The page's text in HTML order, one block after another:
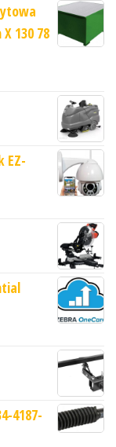
130 78
EZ-
4187-